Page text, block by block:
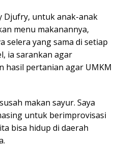
Djufry, untuk anak-anak
menu makanannya,
selera yang sama di setiap
ia sarankan agar
hasil pertanian agar UMKM
makan sayur. Saya
untuk berimprovisasi
bisa hidup di daerah